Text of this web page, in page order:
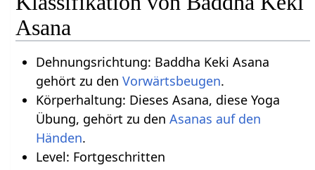
Asana
Dehnungsrichtung: Baddha Keki Asana
gehört zu den Vorwärtsbeugen.
Körperhaltung: Dieses Asana, diese Yoga
Übung, gehört zu den Asanas auf den
.
Level: Fortgeschritten